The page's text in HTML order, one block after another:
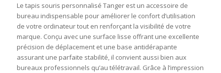
Le tapis souris personnalisé Tanger est un accessoire de
bureau indispensable pour améliorer le confort d’utilisation
de votre ordinateur tout en renforçant la visibilité de votre
marque. Conçu avec une surface lisse offrant une excellente
précision de déplacement et une base antidérapante
assurant une parfaite stabilité, il convient aussi bien aux
bureaux professionnels qu’au télétravail. Grâce à l’impression